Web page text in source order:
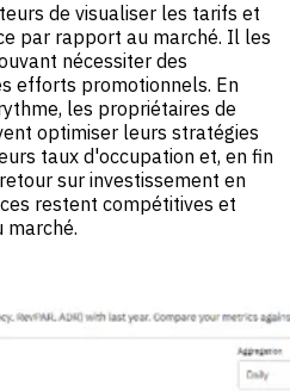
de visualiser les tarifs et
par rapport au marché. Il les
nécessiter des
efforts promotionnels. En
les propriétaires de
optimiser leurs stratégies
taux d'occupation et, en fin
sur investissement en
restent compétitives et
marché.